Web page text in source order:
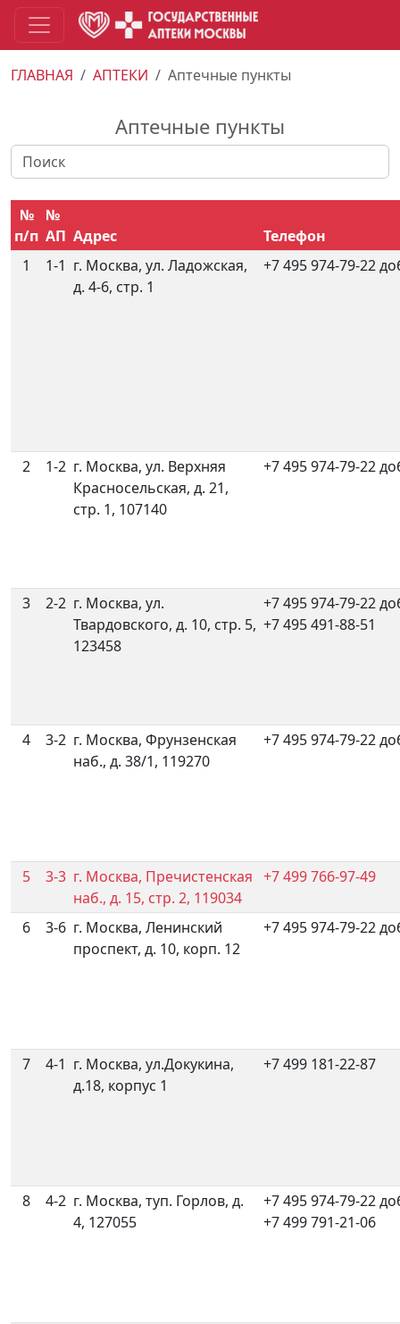
ГЛАВНАЯ АПТЕКИ Аптечные пункты
Аптечные пункты
№
п/п
№
АП Адрес
Телефон
1
1-1 г. Москва, ул. Ладожская,
д. 4-6, стр. 1
+7 495 974-79-22
2 1-2 г. Москва, ул. Верхняя
Красносельская, д. 21,
стр. 1, 107140
+7 495 974-79-22
3 2-2 г. Москва, ул.
Твардовского, д. 10, стр. 5,
123458
+7 495 974-79-22
+7 495 491-88-51
4 3-2 г. Москва, Фрунзенская
наб., д. 38/1, 119270
+7 495 974-79-22
5 3-3 г. Москва, Пречистенская
наб., д. 15, стр. 2, 119034
+7 499 766-97-49
6 3-6 г. Москва, Ленинский
проспект, д. 10, корп. 12
+7 495 974-79-22
7 4-1 г. Москва, ул.Докукина,
д.18, корпус 1
+7 499 181-22-87
8 4-2 г. Москва, туп. Горлов, д.
4, 127055
+7 495 974-79-22
+7 499 791-21-06